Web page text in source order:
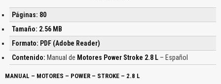
Páginas: 80
Tamaño: 2.56 MB
Formato: PDF (Adobe Reader)
Contenido: Manual de Motores Power Stroke 2.8 L– Español
MANUAL – MOTORES – POWER – STROKE – 2.8 L